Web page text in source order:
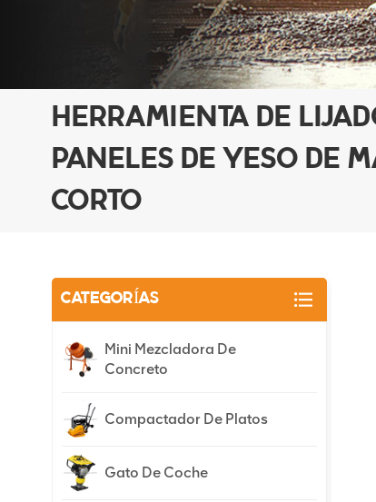
HERRAMIENTA DE
PANELES DE YESO DE
CORTO
CATEGORÍAS
Mini Mezcladora De
Concreto
Compactador De Platos
Gato De Coche